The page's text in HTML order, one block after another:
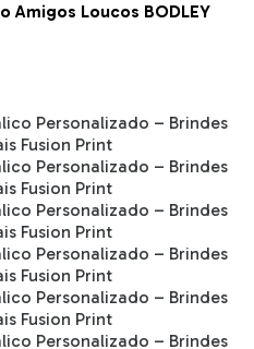
Amigos Loucos BODLEY